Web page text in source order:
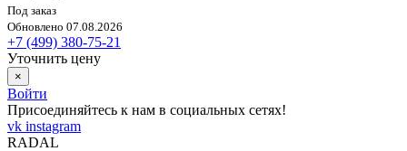
Под заказ
Обновлено 07.08.2026
+7 (499) 380-75-21
Уточнить цену
×
Войти
Присоединяйтесь к нам в социальных сетях!
vk instagram
RADAL